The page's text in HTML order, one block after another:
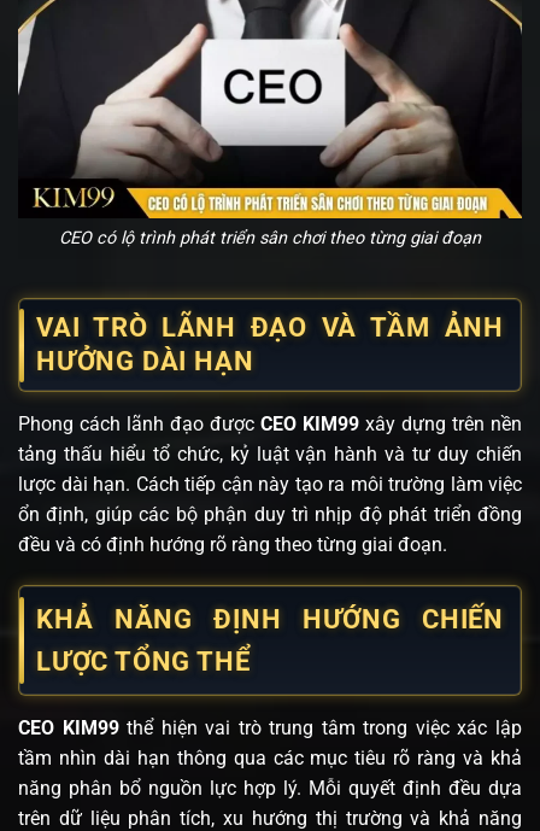
CEO có lộ trình phát triển sân chơi theo từng giai đoạn
VAI TRÒ LÃNH ĐẠO VÀ TẦM ẢNH
HƯỞNG DÀI HẠN
Phong cách lãnh đạo được CEO KIM99 xây dựng trên nền
tảng thấu hiểu tổ chức, kỷ luật vận hành và tư duy chiến
lược dài hạn. Cách tiếp cận này tạo ra môi trường làm việc
ổn định, giúp các bộ phận duy trì nhịp độ phát triển đồng
đều và có định hướng rõ ràng theo từng giai đoạn.
KHẢ NĂNG ĐỊNH HƯỚNG CHIẾN
LƯỢC TỔNG THỂ
CEO KIM99thể hiện vai trò trung tâm trong việc xác lập
tầm nhìn dài hạn thông qua các mục tiêu rõ ràng và khả
năng phân bổ nguồn lực hợp lý. Mỗi quyết định đều dựa
trên dữ liệu phân tích, xu hướng thị trường và khả năng